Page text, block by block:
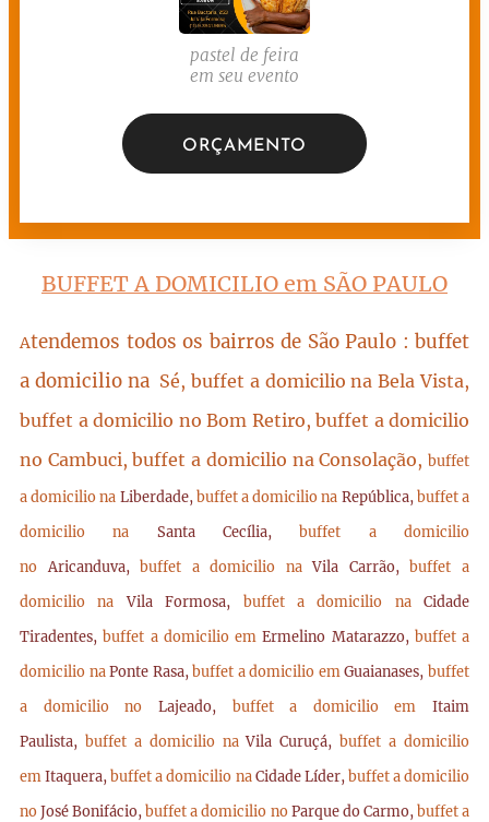
pastel de feira
em seu evento
ORÇAMENTO
BUFFET A DOMICILIO em SÃO PAULO
Atendemos todos os bairros de São Paulo : buffet
a domicilio na Sé, buffet a domicilio na Bela Vista,
buffet a domicilio no Bom Retiro, buffet a domicilio
no Cambuci, buffet a domicilio na Consolação, buffet
a domicilio na Liberdade,buffet a domicilio na República,buffet a
domicilio na Santa Cecília,buffet a domicilio
noAricanduva,buffet a domicilio naVila Carrão,buffet a
domicilio naVila Formosa, buffet a domicilio na Cidade
Tiradentes,buffet a domicilio emErmelino Matarazzo, buffet a
domicilio naPonte Rasa,buffet a domicilio emGuaianases,buffet
a domicilio no Lajeado, buffet a domicilio em Itaim
Paulista, buffet a domicilio naVila Curuçá,buffet a domicilio
emItaquera,buffet a domicilio naCidade Líder,buffet a domicilio
noJosé Bonifácio,buffet a domicilio noParque do Carmo,buffet a